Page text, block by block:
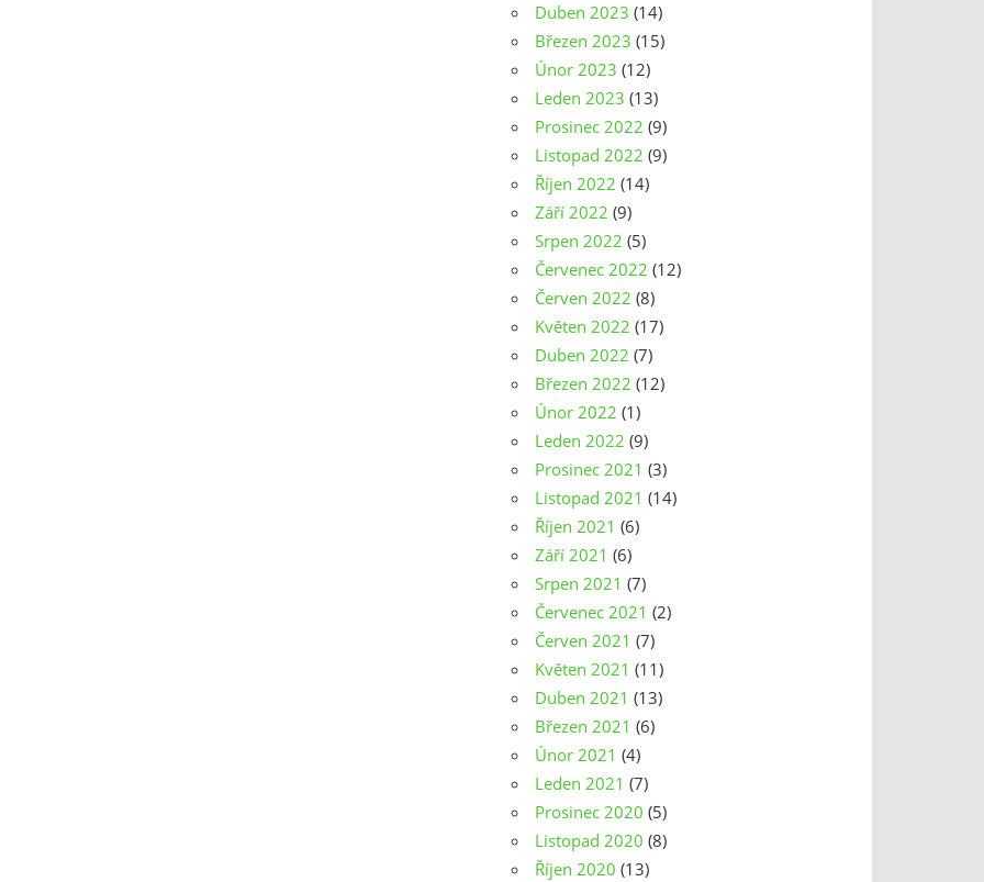
Duben 2023 (14)
Březen 2023 (15)
Únor 2023 (12)
Leden 2023 (13)
Prosinec 2022 (9)
Listopad 2022 (9)
Říjen 2022 (14)
Září 2022 (9)
Srpen 2022 (5)
Červenec 2022 (12)
Červen 2022 (8)
Květen 2022 (17)
Duben 2022 (7)
Březen 2022 (12)
Únor 2022 (1)
Leden 2022 (9)
Prosinec 2021 (3)
Listopad 2021 (14)
Říjen 2021 (6)
Září 2021 (6)
Srpen 2021 (7)
Červenec 2021 (2)
Červen 2021 (7)
Květen 2021 (11)
Duben 2021 (13)
Březen 2021 (6)
Únor 2021 (4)
Leden 2021 (7)
Prosinec 2020 (5)
Listopad 2020 (8)
Říjen 2020 (13)